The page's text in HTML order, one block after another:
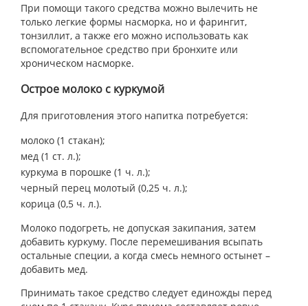
При помощи такого средства можно вылечить не
только легкие формы насморка, но и фарингит,
тонзиллит, а также его можно использовать как
вспомогательное средство при бронхите или
хроническом насморке.
Острое молоко с куркумой
Для приготовления этого напитка потребуется:
молоко (1 стакан);
мед (1 ст. л.);
куркума в порошке (1 ч. л.);
черный перец молотый (0,25 ч. л.);
корица (0,5 ч. л.).
Молоко подогреть, не допуская закипания, затем
добавить куркуму. После перемешивания всыпать
остальные специи, а когда смесь немного остынет –
добавить мед.
Принимать такое средство следует единожды перед